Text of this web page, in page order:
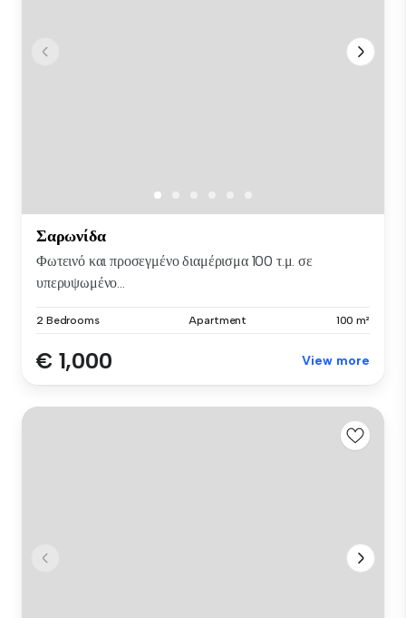
Σαρωνίδα
Φωτεινό και προσεγμένο διαμέρισμα 100 τ.μ. σε
υπερυψωμένο...
2 Bedrooms Apartment 100 m²
€ 1,000 View more